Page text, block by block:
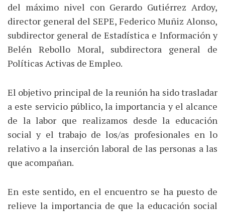
del máximo nivel con Gerardo Gutiérrez Ardoy,
director general del SEPE, Federico Muñiz Alonso,
subdirector general de Estadística e Información y
Belén Rebollo Moral, subdirectora general de
Políticas Activas de Empleo.
El objetivo principal de la reunión ha sido trasladar
a este servicio público, la importancia y el alcance
de la labor que realizamos desde la educación
social y el trabajo de los/as profesionales en lo
relativo a la inserción laboral de las personas a las
que acompañan.
En este sentido, en el encuentro se ha puesto de
relieve la importancia de que la educación social